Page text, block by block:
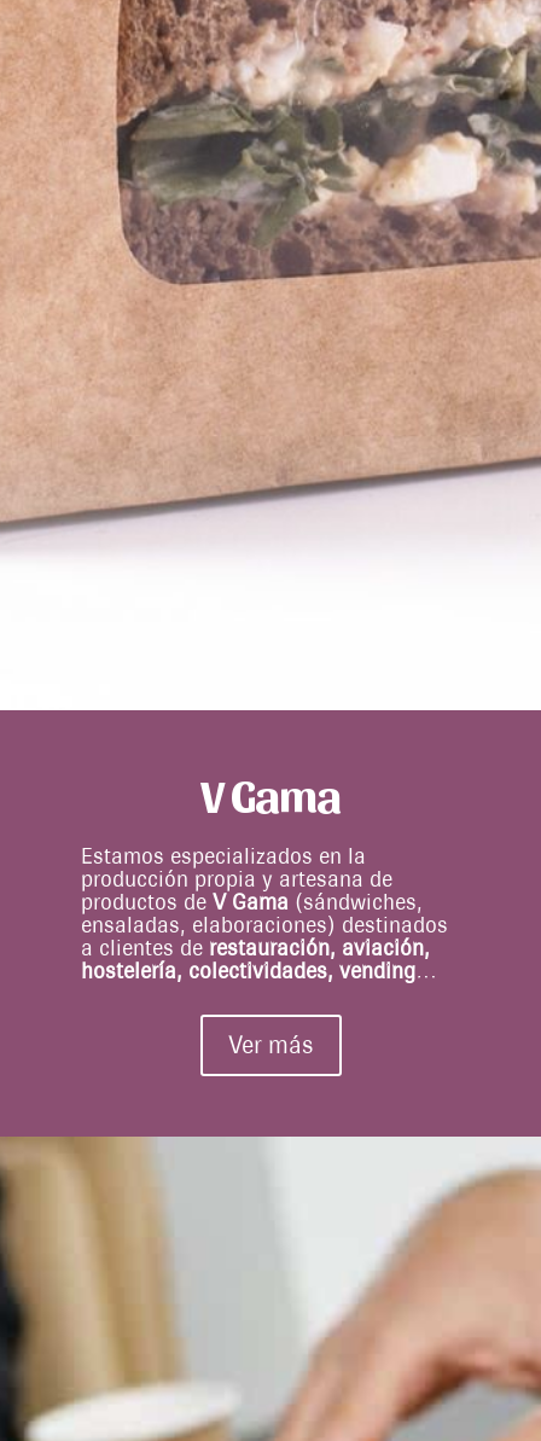
V Gama
Estamos especializados en la
producción propia y artesana de
productos deV Gama (sándwiches,
ensaladas, elaboraciones) destinados
a clientes de restauración, aviación,
hostelería, colectividades, vending…
Ver más